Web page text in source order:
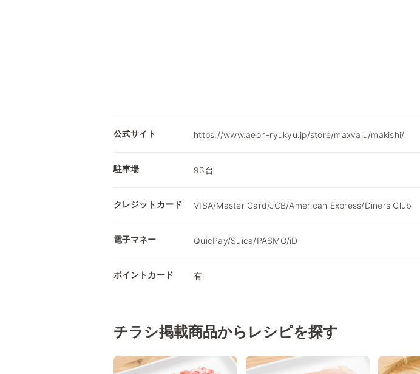
公式サイト https://www.aeon-ryukyu.jp/store/maxvalu/makishi/
駐車場 93台
クレジットカード VISA/Master Card/JCB/American Express/Diners Club
電子マネー QuicPay/Suica/PASMO/iD
ポイントカード 有
チラシ掲載商品からレシピを探す